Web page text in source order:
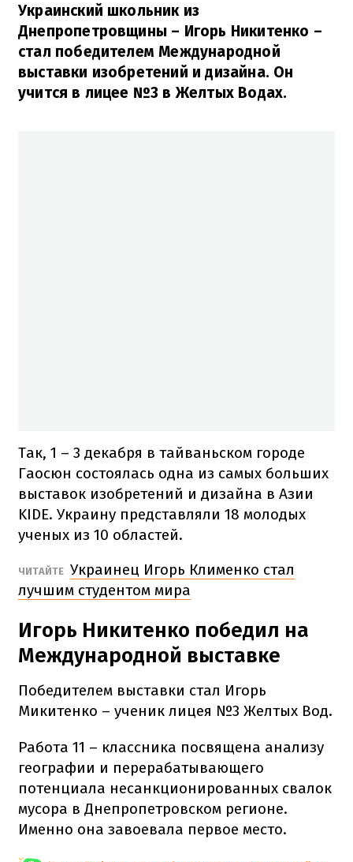
Украинский школьник из
Днепропетровщины – Игорь Никитенко –
стал победителем Международной
выставки изобретений и дизайна. Он
учится в лицее №3 в Желтых Водах.
Так, 1 – 3 декабря в тайваньском городе
Гаосюн состоялась одна из самых больших
выставок изобретений и дизайна в Азии
KIDE. Украину представляли 18 молодых
ученых из 10 областей.
ЧИТАЙТЕ Украинец Игорь Клименко стал
лучшим студентом мира
Игорь Никитенко победил на
Международной выставке
Победителем выставки стал Игорь
Микитенко – ученик лицея №3 Желтых Вод.
Работа 11 – классника посвящена анализу
географии и перерабатывающего
потенциала несанкционированных свалок
мусора в Днепропетровском регионе.
Именно она завоевала первое место.